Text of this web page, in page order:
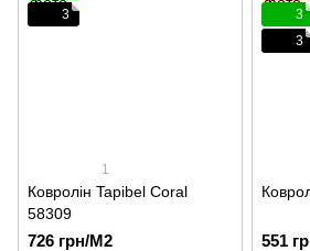
3
1
Ковролін Tapibel Coral
58309
726 грн/М2
3
3
551